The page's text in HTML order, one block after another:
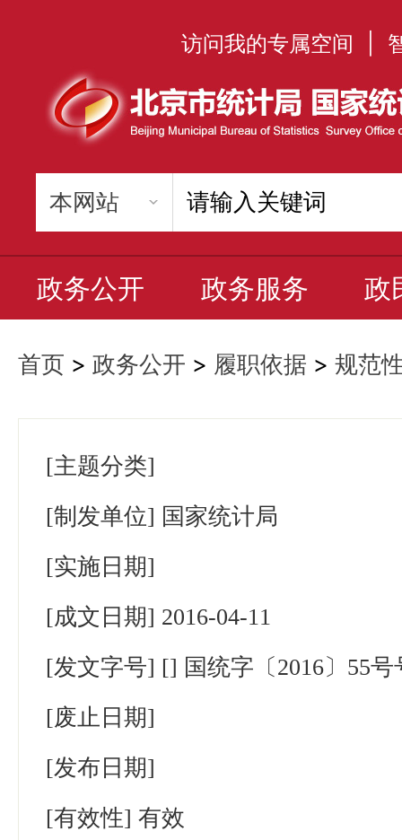
访问我的专属空间
政务公开 政务服务 政
首页 > 政务公开 > 履职依据 > 规范
[主题分类]
[制发单位] 国家统计局
[实施日期]
[成文日期] 2016-04-11
[发文字号] [] 国统字〔2016〕55号
[废止日期]
[发布日期]
[有效性] 有效